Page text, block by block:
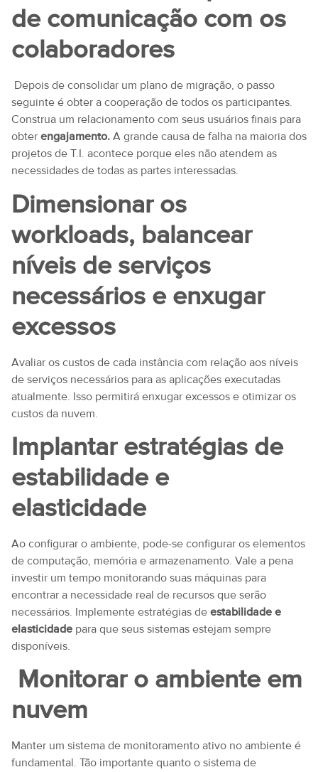
de comunicação com os
colaboradores
Depois de consolidar um plano de migração, o passo
seguinte é obter a cooperação de todos os participantes.
Construa um relacionamento com seus usuários finais para
obter engajamento. A grande causa de falha na maioria dos
projetos de T.I. acontece porque eles não atendem as
necessidades de todas as partes interessadas.
Dimensionar os
workloads, balancear
níveis de serviços
necessários e enxugar
excessos
Avaliar os custos de cada instância com relação aos níveis
de serviços necessários para as aplicações executadas
atualmente. Isso permitirá enxugar excessos e otimizar os
custos da nuvem.
Implantar estratégias de
estabilidade e
elasticidade
Ao configurar o ambiente, pode-se configurar os elementos
de computação, memória e armazenamento. Vale a pena
investir um tempo monitorando suas máquinas para
encontrar a necessidade real de recursos que serão
necessários. Implemente estratégias de estabilidade e
elasticidade para que seus sistemas estejam sempre
disponíveis.
Monitorar o ambiente em
nuvem
Manter um sistema de monitoramento ativo no ambiente é
fundamental. Tão importante quanto o sistema de